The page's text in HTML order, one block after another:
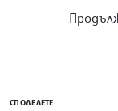
СПОДЕЛЕТЕ